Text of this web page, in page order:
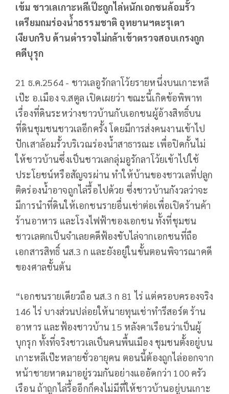
เข้ม ชาวเลเกาะหลีเป๊ะถูกไล่หนักเอกชนล้อมรั้ว
เตรียมถมร่องน้ำธรรมชาติ อุทยานฯตะรุเตา
เงียบกริบ ด้านตำรวจไม่กล้าเข้าตรวจสอบเกรงถูก
คดีบุรุก
21 ธ.ค.2564 - ชาวเลอูรักลาโว้ยรายหนึ่งบนเกาะหลี
เป๊ะ อ.เมือง จ.สตูล เปิดเผยว่า ขณะนี้เกิดข้อพิพาท
เรื่องที่ดินระหว่างชาวบ้านกับเอกชนผู้อ้างสิทธิ์บน
ที่ดินชุมชนชาวเลอีกครั้ง โดยมีการส่งคนงานเข้าไป
ปักเสาล้อมรั้วบริเวณร่องน้ำสาธารณะ เพื่อปิดกั้นไม่
ให้ชาวบ้านซึ่งเป็นชาวเลกลุ่มอูรักลาโว้ยเข้าไปใช้
ประโยชน์หรือสัญจรผ่าน ทำให้บ้านของชาวเลที่ปลูก
ติดร่องน้ำอาจถูกไล่รื้อไปด้วย ซึ่งชาวบ้านกังวลว่าจะ
มีการนำที่ดินให้เอกชนรายอื่นเช่าต่อเพื่อเปิดร้านค้า
ร้านอาหาร และโรงไฟฟ้าของเอกชน ทั้งที่ชุมชน
ชาวเลตกเป็นจำเลยคดีฟ้องขับไล่จากเอกชนที่ถือ
เอกสารสิทธิ์ นส.3 ก และยังอยู่ในขั้นตอนพิจารณาคดี
ของศาลชั้นต้น
“เอกชนรายเดียวถือ นส.3 ก 81 ไร่ แต่ครอบครองจริง
146 ไร่ บางส่วนปล่อยให้นายทุนเช่าทำรีสอร์ต ร้าน
อาหาร และฟ้องชาวบ้าน 15 หลังคาเรือนว่าเป็นผู้
บุกรุก ทั้งที่จริงชาวเลเป็นคนพื้นเมือง ชุมชนตั้งอยู่บน
เกาะหลีเป๊ะหลายชั่วอายุคน ตอนนี้ต้องถูกไล่ออกจาก
หน้าชายหาดมาอยู่รวมกันอย่างแออัดกว่า 100 ครัว
เรือน ถ้าถูกไล่รื้ออีกก็คงไม่มีที่ให้ชาวบ้านอยู่บนเกาะ